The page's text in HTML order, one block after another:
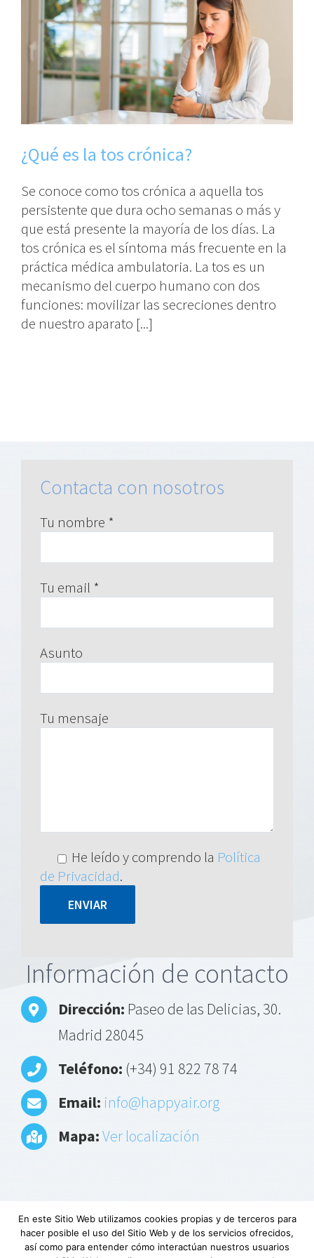
¿Qué es la tos crónica?
Se conoce como tos crónica a aquella tos
persistente que dura ocho semanas o más y
que está presente la mayoría de los días. La
tos crónica es el síntoma más frecuente en la
práctica médica ambulatoria. La tos es un
mecanismo del cuerpo humano con dos
funciones: movilizar las secreciones dentro
de nuestro aparato [...]
Contacta con nosotros
Tu nombre *
Tu email *
Asunto
Tu mensaje
He leído y comprendo la Política
de Privacidad.
Información de contacto
Dirección: Paseo de las Delicias, 30.
Madrid 28045
Teléfono: (+34) 91 822 78 74
Email: info@happyair.org
Mapa:Ver localización
Aviso Legal |Política de privacidad|Descargo
En este Sitio Web utilizamos cookies propias y de terceros para
hacer posible el uso del Sitio Web y de los servicios ofrecidos,
así como para entender cómo interactúan nuestros usuarios